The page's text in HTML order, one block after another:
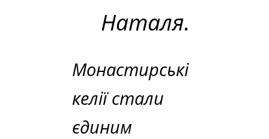
Наталя.
Монастирські
келії стали
єдиним